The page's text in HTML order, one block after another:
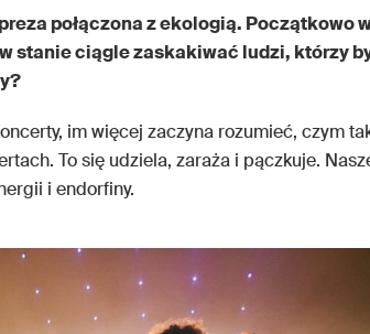
połączona z ekologią. Początkowo
stanie ciągle zaskakiwać ludzi, którzy
im więcej zaczyna rozumieć, czym
To się udziela, zaraża i pączkuje.
i endorfiny.